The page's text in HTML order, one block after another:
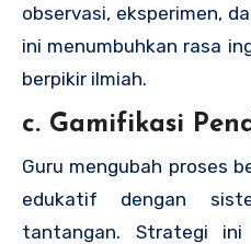
observasi, eksperimen,
ini menumbuhkan rasa
berpikir ilmiah.
c. Gamifikasi
Guru mengubah proses
edukatif dengan
tantangan. Strategi ini